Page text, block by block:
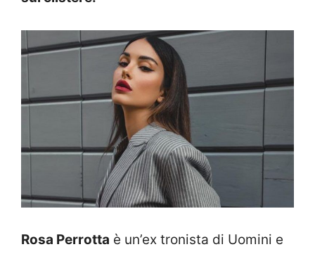
Rosa Perrotta è un’ex tronista di Uomini e